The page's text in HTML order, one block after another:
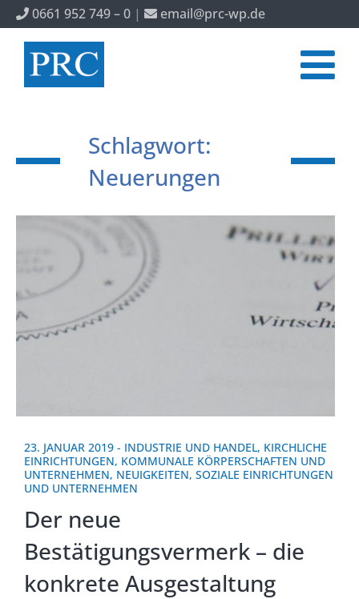
0661 952 749 – 0 | email@prc-wp.de
Schlagwort:
Neuerungen
23. JANUAR 2019 - INDUSTRIE UND HANDEL, KIRCHLICHE
EINRICHTUNGEN, KOMMUNALE KÖRPERSCHAFTEN UND
UNTERNEHMEN, NEUIGKEITEN, SOZIALE EINRICHTUNGEN
UND UNTERNEHMEN
Der neue
Bestätigungsvermerk – die
konkrete Ausgestaltung